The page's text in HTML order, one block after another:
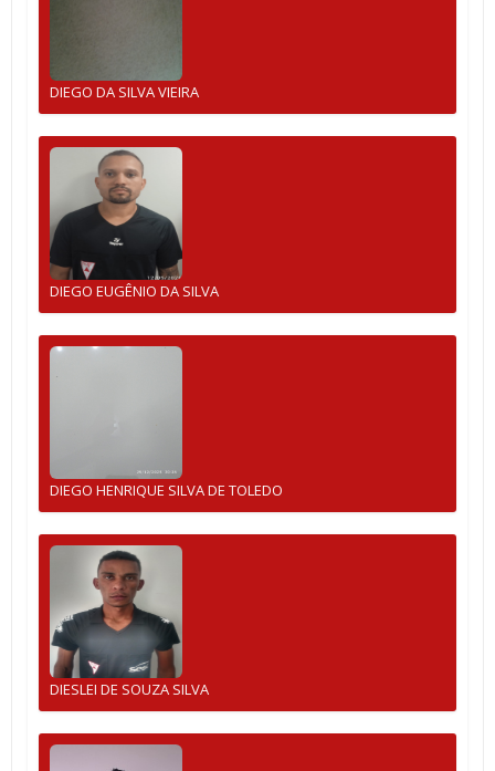
DIEGO DA SILVA VIEIRA
DIEGO EUGÊNIO DA SILVA
DIEGO HENRIQUE SILVA DE TOLEDO
DIESLEI DE SOUZA SILVA